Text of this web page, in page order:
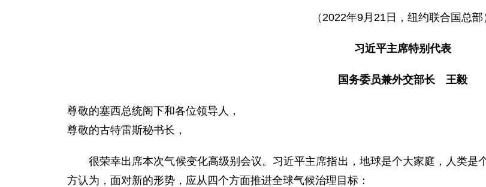
（2022年9月21日，纽约联合国总部
习近平主席特别代表
国务委员兼外交部长 王毅
尊敬的塞西总统阁下和各位领导人，
尊敬的古特雷斯秘书长，
很荣幸出席本次气候变化高级别会议。习近平主席指出，地球是个大家庭，人类
方认为，面对新的形势，应从四个方面推进全球气候治理目标：